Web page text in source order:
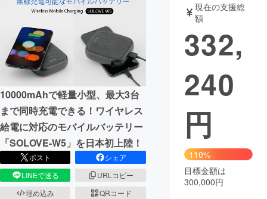
テクノロジー・ガジェット
映像・映画 書籍・雑誌
ビジネス・起業 チャレンジ
まちづくり・地域活性化
CAMPFIRE for Social Good CAMPFIRE Creation
CAMPFIREふるさと納税
コミュニティ
10000mAhで軽量小型、最大3台
まで同時充電できる！ワイヤレス
給電に対応のモバイルバッテリー
「SOLOVE-W5」を日本初上陸！
ポスト
シェア
LINEで送る
URLコピー
埋め込み
QRコード
現在の支援総
額
332,
240
円
110%
目標金額は
300,000円